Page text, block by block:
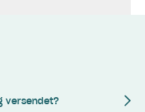
versendet?